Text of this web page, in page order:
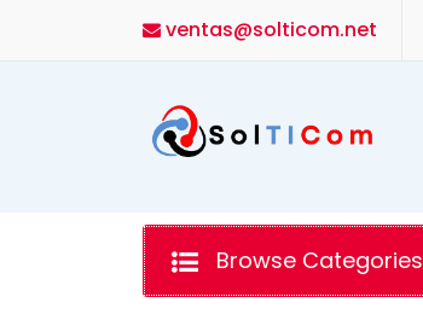
ventas@solticom.net
Browse Categories